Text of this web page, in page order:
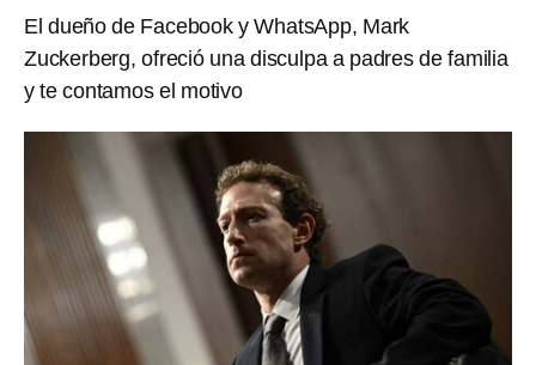
El dueño de Facebook y WhatsApp, Mark
Zuckerberg, ofreció una disculpa a padres de familia
y te contamos el motivo